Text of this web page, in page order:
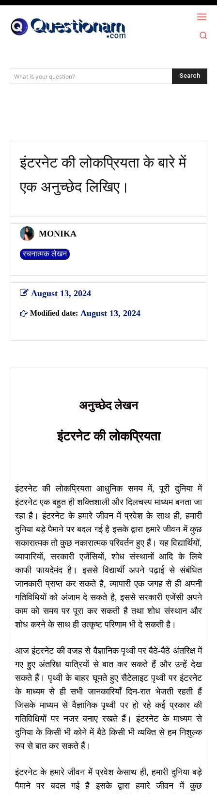
What is your question? Search
इंटरनेट की लोकप्रियता के बारे में
एक अनुच्छेद लिखिए।
MONIKA
रचनात्मक लेखन
August 13, 2024
Modified date: August 13, 2024
अनुच्छेद लेखन
इंटरनेट की लोकप्रियता
इंटरनेट की लोकप्रियता आधुनिक समय में, पूरी दुनिया में
इंटरनेट एक बहुत ही शक्तिशाली और दिलचस्प माध्यम बनता जा
रहा है। इंटरनेट के हमारे जीवन में प्रवेश के साथ ही, हमारी
दुनिया बड़े पैमाने पर बदल गई है इसके द्वारा हमारे जीवन में कुछ
सकारात्मक तो कुछ नकारात्मक परिवर्तन हुए हैं। यह विद्यार्थियों,
व्यापारियों, सरकारी एजेंसियों, शोध संस्थानों आदि के लिये
काफी फायदेमंद है। इससे विद्यार्थी अपने पढ़ाई से संबंधित
जानकारी प्राप्त कर सकते है, व्यापारी एक जगह से ही अपनी
गतिविधियों को अंजाम दे सकते है, इससे सरकारी एजेंसी अपने
काम को समय पर पूरा कर सकती है तथा शोध संस्थान और
शोध करने के साथ ही उत्कृष्ट परिणाम भी दे सकती है।
आज इंटरनेट की वजह से वैज्ञानिक पृथ्वी पर बैठे-बैठे अंतरिक्ष में
गए हुए अंतरिक्ष यात्रियों से बात कर सकते हैं और उन्हें देख
सकते हैं। पृथ्वी के बाहर घूमते हुए सैटेलाइट पृथ्वी पर इंटरनेट
के माध्यम से ही सभी जानकारियाँ दिन-रात भेजती रहती हैं
जिसके माध्यम से वैज्ञानिक पृथ्वी पर हो रहे कई प्रकार की
गतिविधियों पर नजर बनाए रखते हैं। इंटरनेट के माध्यम से
दुनिया के किसी भी कोने में बैठे किसी भी व्यक्ति से हम निशुल्क
रुप से बात कर सकते हैं।
इंटरनेट के हमारे जीवन में प्रवेश केसाथ ही, हमारी दुनिया बड़े
पैमाने पर बदल गई है इसके द्वारा हमारे जीवन में कुछ